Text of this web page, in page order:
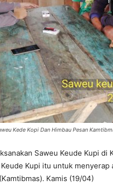
Kede Kopi Dan Himbau Pesan
Saweu Keude Kupi di
Kupi itu untuk
Kamis (19/04)